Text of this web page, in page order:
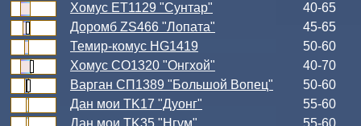
Хомус ЕТ1129 "Сунтар"
40-65
Доромб ZS466 "Лопата"
45-65
Темир-комус HG1419
50-60
Хомус СО1320 "Онгхой"
40-70
Варган СП1389 "Большой Вопец"
50-60
Дан мои TK17 "Дуонг"
55-60
Дан мои TK35 "Нгум"
55-60